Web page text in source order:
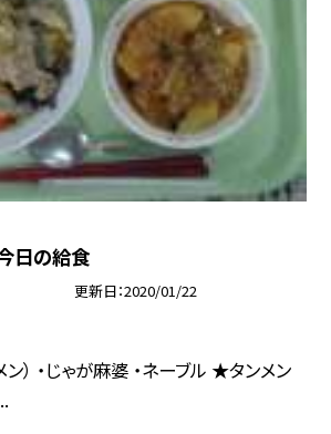
日の給食
更新日 2020/01/22
ン） ・じゃが麻婆 ・ネーブル ★タンメン